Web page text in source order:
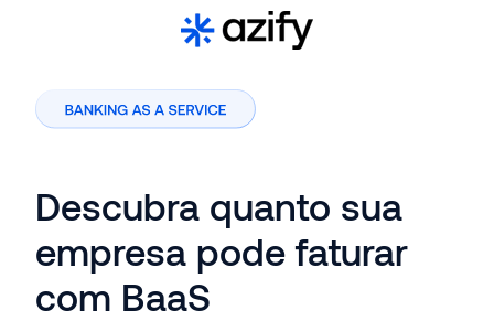
Descubra quanto sua
empresa pode faturar
com BaaS